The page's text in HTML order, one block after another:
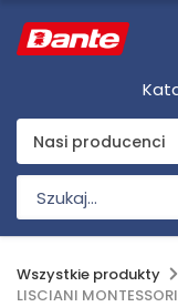
Nasi producenci
Wszystkie produkty
LISCIANI